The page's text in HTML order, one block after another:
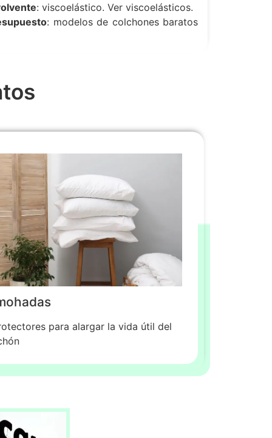
: viscoelástico. Ver viscoelásticos.
: modelos de colchones baratos
para alargar la vida útil del